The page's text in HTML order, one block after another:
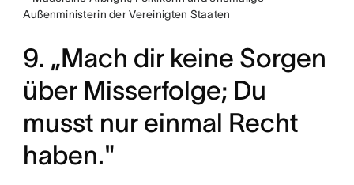
Außenministerin der Vereinigten Staaten
9. „Mach dir keine Sorgen
über Misserfolge; Du
musst nur einmal Recht
haben."